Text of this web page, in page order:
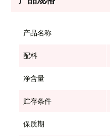
产品名称
配料
净含量
贮存条件
保质期